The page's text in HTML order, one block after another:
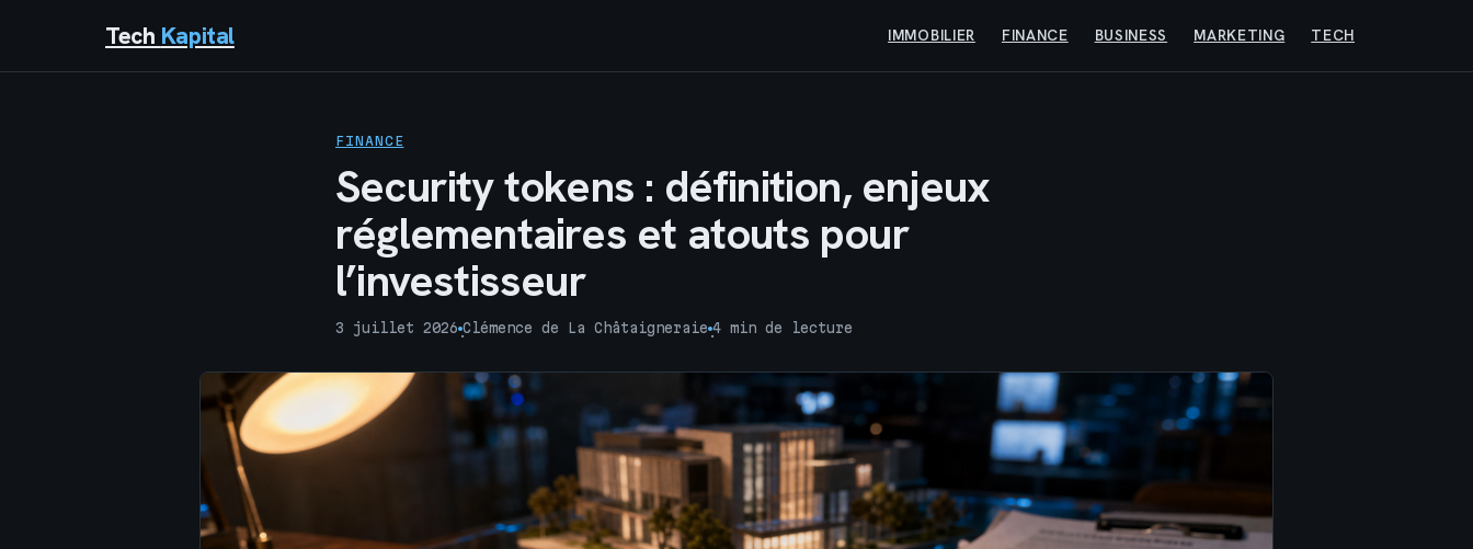
Tech Kapital IMMOBILIER FINANCE BUSINESS MARKETING TECH
FINANCE
Security tokens : définition, enjeux
réglementaires et atouts pour
l’investisseur
3 juillet 2026
·
Clémence de La Châtaigneraie
·
4 min de lecture